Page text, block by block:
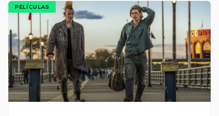
PELÍCULAS